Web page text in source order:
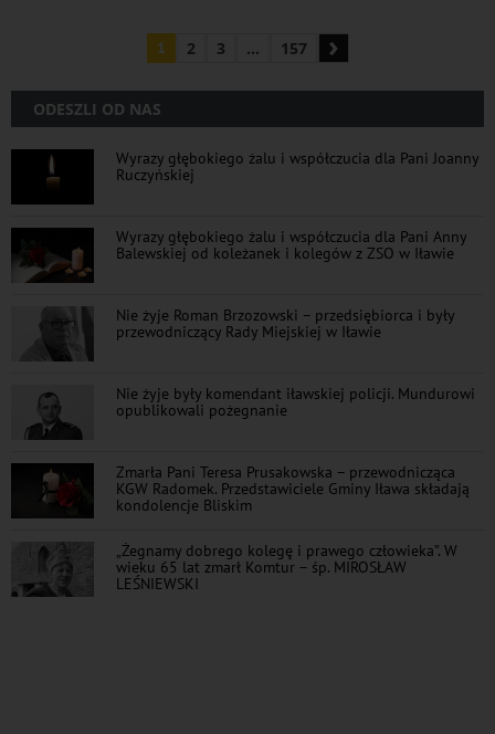
1 2 3 ... 157 ›
ODESZLI OD NAS
Wyrazy głębokiego żalu i współczucia dla Pani Joanny
Ruczyńskiej
Wyrazy głębokiego żalu i współczucia dla Pani Anny
Balewskiej od koleżanek i kolegów z ZSO w Iławie
Nie żyje Roman Brzozowski – przedsiębiorca i były
przewodniczący Rady Miejskiej w Iławie
Nie żyje były komendant iławskiej policji. Mundurowi
opublikowali pożegnanie
Zmarła Pani Teresa Prusakowska – przewodnicząca
KGW Radomek. Przedstawiciele Gminy Iława składają
kondolencje Bliskim
„Żegnamy dobrego kolegę i prawego człowieka”. W
wieku 65 lat zmarł Komtur – śp. MIROSŁAW
LEŚNIEWSKI